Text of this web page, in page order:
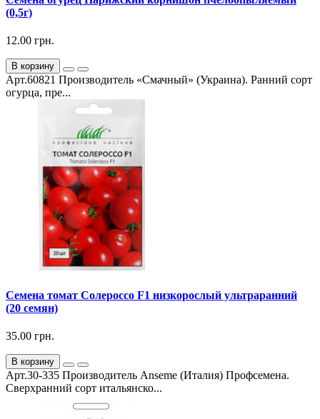
(0,5г)
12.00 грн.
В корзину
Арт.60821 Производитель «Смачный» (Украина). Ранний сорт
огурца, пре...
Семена томат Солероссо F1 низкорослый ультраранний
(20 семян)
35.00 грн.
В корзину
Арт.30-335 Производитель Anseme (Италия) Профсемена.
Сверхранний сорт итальянско...